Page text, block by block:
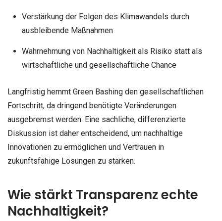
Verstärkung der Folgen des Klimawandels durch
ausbleibende Maßnahmen
Wahrnehmung von Nachhaltigkeit als Risiko statt als
wirtschaftliche und gesellschaftliche Chance
Langfristig hemmt Green Bashing den gesellschaftlichen
Fortschritt, da dringend benötigte Veränderungen
ausgebremst werden. Eine sachliche, differenzierte
Diskussion ist daher entscheidend, um nachhaltige
Innovationen zu ermöglichen und Vertrauen in
zukunftsfähige Lösungen zu stärken.
Wie stärkt Transparenz echte
Nachhaltigkeit?